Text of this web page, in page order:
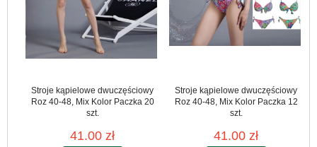
Stroje kąpielowe dwuczęściowy
Roz 40-48, Mix Kolor Paczka 20
szt.
41.00 zł
Stroje kąpielowe dwuczęściowy
Roz 40-48, Mix Kolor Paczka 12
szt.
41.00 zł